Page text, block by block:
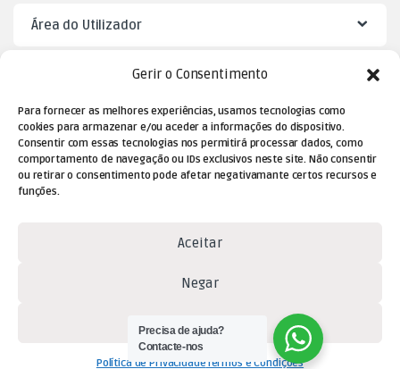
Gerir o Consentimento
Para fornecer as melhores experiências, usamos tecnologias como
cookies para armazenar e/ou aceder a informações do dispositivo.
Consentir com essas tecnologias nos permitirá processar dados, como
comportamento de navegação ou IDs exclusivos neste site. Não consentir
ou retirar o consentimento pode afetar negativamante certos recursos e
funções.
Aceitar
Negar
Ver preferências
Política de PrivacidadeTermos e Condições
Área do Utilizador
Dúvidas? Contacte-nos!
(chamada para a rede fixa
nacional)
Precisa de ajuda?
Contacte-nos